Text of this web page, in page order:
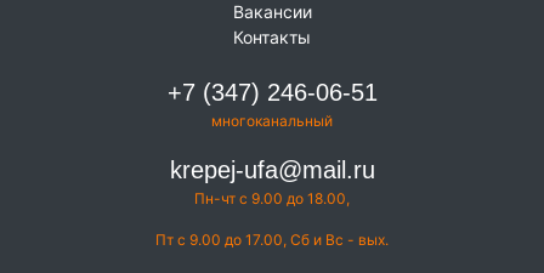
Вакансии
Контакты
+7 (347) 246-06-51
многоканальный
krepej-ufa@mail.ru
Пн-чт с 9.00 до 18.00,
Пт с 9.00 до 17.00, Сб и Вс - вых.